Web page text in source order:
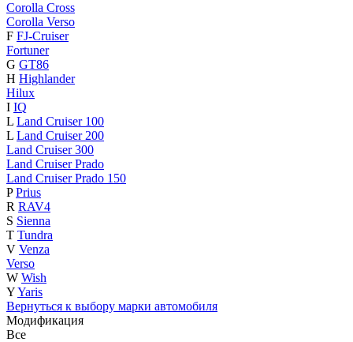
Corolla Cross
Corolla Verso
F FJ-Cruiser
Fortuner
G GT86
H Highlander
Hilux
I IQ
L Land Cruiser 100
L Land Cruiser 200
Land Cruiser 300
Land Cruiser Prado
Land Cruiser Prado 150
P Prius
R RAV4
S Sienna
T Tundra
V Venza
Verso
W Wish
YYaris
Вернуться к выбору марки автомобиля
Модификация
Все